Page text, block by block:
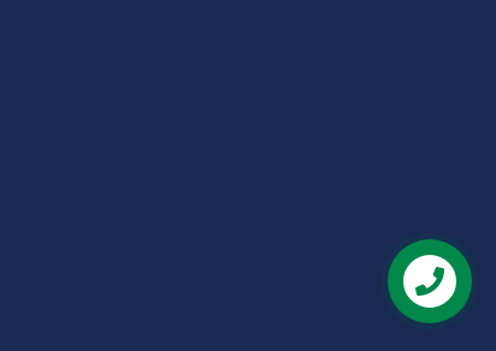
Liên hệ